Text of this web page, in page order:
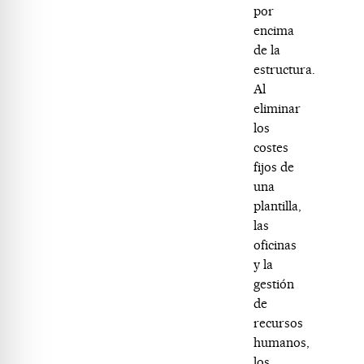
por
encima
de la
estructura.
Al
eliminar
los
costes
fijos de
una
plantilla,
las
oficinas
y la
gestión
de
recursos
humanos,